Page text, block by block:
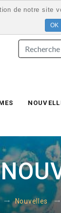
Nouvelles
de notre site